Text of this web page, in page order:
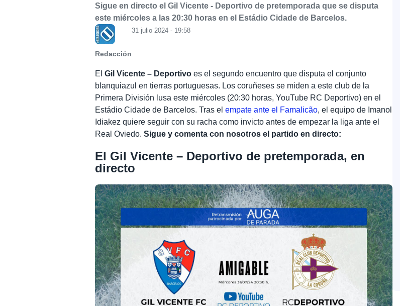
Sigue en directo el Gil Vicente - Deportivo de pretemporada que se disputa
este miércoles a las 20:30 horas en el Estádio Cidade de Barcelos.
Redacción
31 julio 2024 - 19:58
ElGil Vicente – Deportivo es el segundo encuentro que disputa el conjunto
blanquiazul en tierras portuguesas. Los coruñeses se miden a este club de la
Primera División lusa este miércoles (20:30 horas, YouTube RC Deportivo) en el
Estádio Cidade de Barcelos. Tras elempate ante el Famalicão, el equipo de Imanol
Idiakez quiere seguir con su racha como invicto antes de empezar la liga ante el
Real Oviedo. Sigue y comenta con nosotros el partido en directo:
El Gil Vicente – Deportivo de pretemporada, en
directo